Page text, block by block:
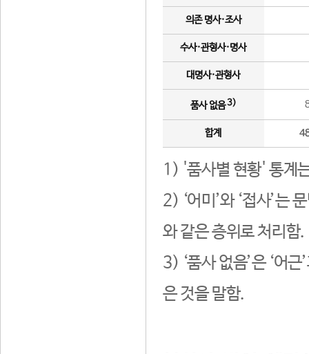
의존 명사·조사
수사·관형사·명사
대명사·관형사
품사 없음3)
합계
1) '품사별 현황' 통계
2) ‘어미’와 ‘접사’는
와 같은 층위로 처리함.
3) ‘품사 없음’은 ‘어
은 것을 말함.